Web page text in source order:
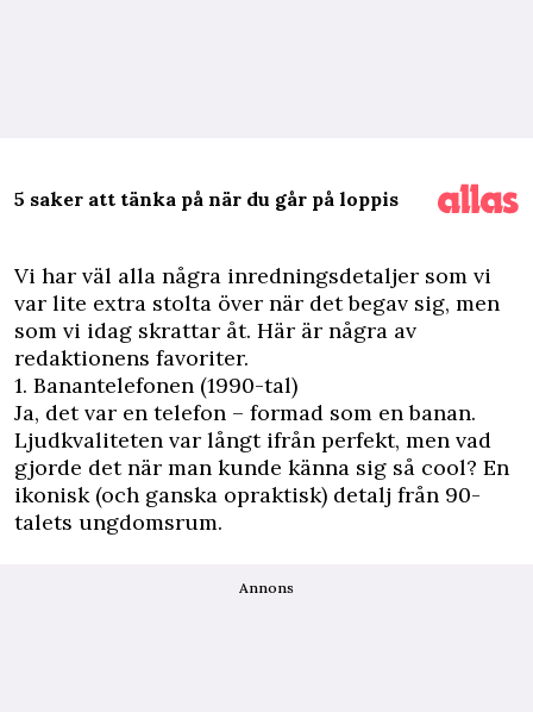
5 saker att tänka på när du går på loppis
Vi har väl alla några inredningsdetaljer som vi
var lite extra stolta över när det begav sig, men
som vi idag skrattar åt. Här är några av
redaktionens favoriter.
1. Banantelefonen (1990-tal)
Ja, det var en telefon – formad som en banan.
Ljudkvaliteten var långt ifrån perfekt, men vad
gjorde det när man kunde känna sig så cool? En
ikonisk (och ganska opraktisk) detalj från 90-
talets ungdomsrum.
Annons